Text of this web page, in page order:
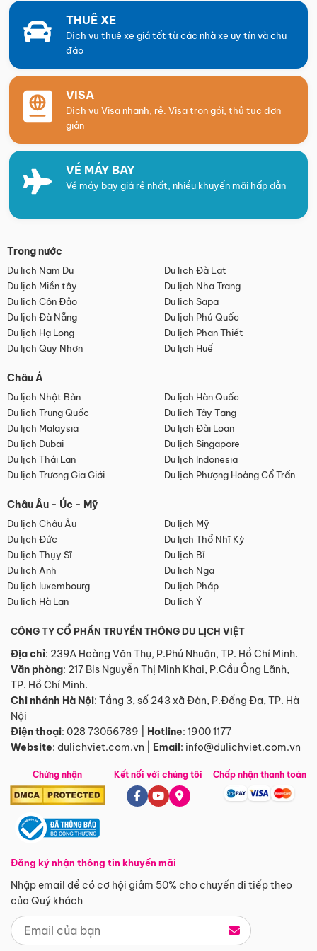
THUÊ XE
Dịch vụ thuê xe giá tốt từ các nhà xe uy tín và chu
đáo
VISA
Dịch vụ Visa nhanh, rẻ. Visa trọn gói, thủ tục đơn
giản
VÉ MÁY BAY
Vé máy bay giá rẻ nhất, nhiều khuyến mãi hấp dẫn
Trong nước
Du lịch Nam Du
Du lịch Đà Lạt
Du lịch Miền tây
Du lịch Nha Trang
Du lịch Côn Đảo
Du lịch Sapa
Du lịch Đà Nẵng
Du lịch Phú Quốc
Du lịch Hạ Long
Du lịch Phan Thiết
Du lịch Quy Nhơn
Du lịch Huế
Châu Á
Du lịch Nhật Bản
Du lịch Hàn Quốc
Du lịch Trung Quốc
Du lịch Tây Tạng
Du lịch Malaysia
Du lịch Đài Loan
Du lịch Dubai
Du lịch Singapore
Du lịch Thái Lan
Du lịch Indonesia
Du lịch Trương Gia Giới
Du lịch Phượng Hoàng Cổ Trấn
Châu Âu - Úc - Mỹ
Du lịch Châu Âu
Du lịch Mỹ
Du lịch Đức
Du lịch Thổ Nhĩ Kỳ
Du lịch Thụy Sĩ
Du lịch Bỉ
Du lịch Anh
Du lịch Nga
Du lịch luxembourg
Du lịch Pháp
Du lịch Hà Lan
Du lịch Ý
CÔNG TY CỔ PHẦN TRUYỀN THÔNG DU LỊCH VIỆT
Địa chỉ: 239A Hoàng Văn Thụ, P.Phú Nhuận, TP. Hồ Chí Minh.
Văn phòng: 217 Bis Nguyễn Thị Minh Khai, P.Cầu Ông Lãnh,
TP. Hồ Chí Minh.
Chi nhánh Hà Nội: Tầng 3, số 243 xã Đàn, P.Đống Đa, TP. Hà
Nội
Điện thoại: 028 73056789 Hotline: 1900 1177
Website: dulichviet.com.vn Email: info@dulichviet.com.vn
Chứng nhận
Đăng ký nhận thông tin khuyến mãi
Nhập email để có cơ hội giảm 50% cho chuyến đi tiếp theo
của Quý khách
Kết nối với chúng tôi Chấp nhận thanh toán